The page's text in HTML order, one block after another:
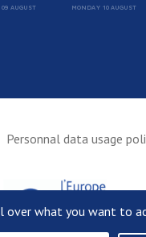
AUGUST MONDAY 10 AUGUST
Personnal data usage
over what you want to